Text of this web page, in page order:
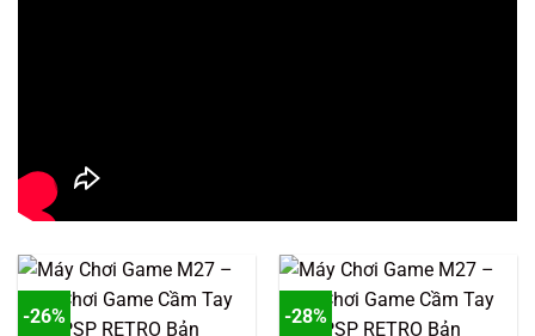
-26% -28%